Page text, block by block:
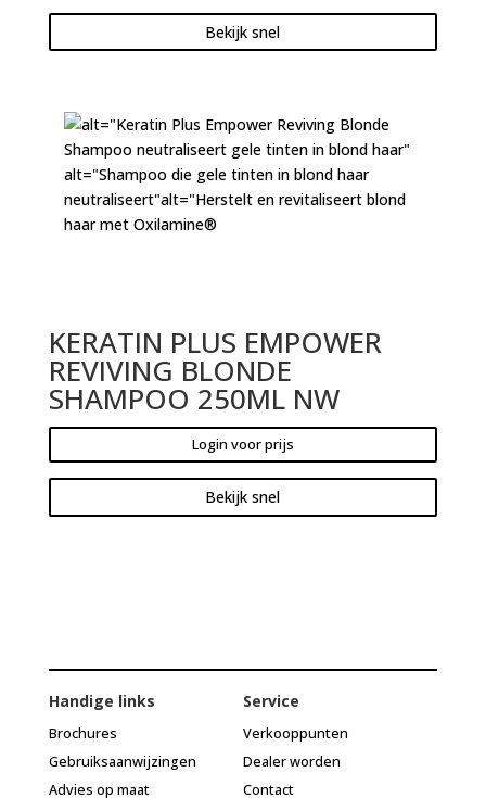
Bekijk snel
KERATIN PLUS EMPOWER
REVIVING BLONDE
SHAMPOO 250ML NW
Login voor prijs
Bekijk snel
Handige links
Brochures
Gebruiksaanwijzingen
Advies op maat
Service
Verkooppunten
Dealer worden
Contact